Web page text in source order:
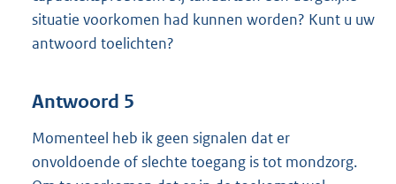
situatie voorkomen had kunnen worden? Kunt u uw
antwoord toelichten?
Antwoord 5
Momenteel heb ik geen signalen dat er
onvoldoende of slechte toegang is tot mondzorg.